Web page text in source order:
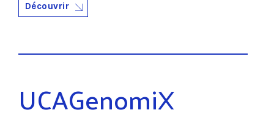
Découvrir
UCAGenomiX